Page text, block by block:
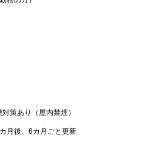
策あり（屋内禁煙）
月後、6カ月ごと更新